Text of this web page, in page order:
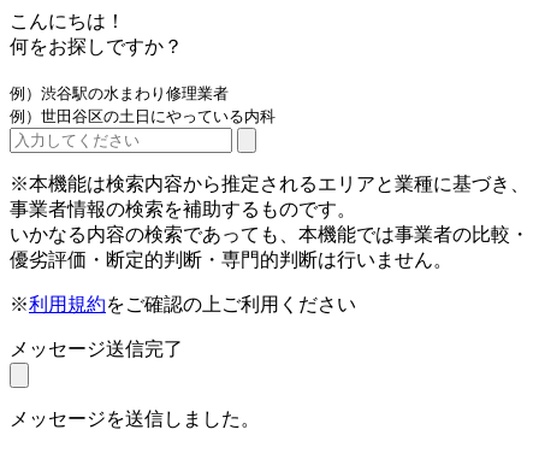
こんにちは！
何をお探しですか？
例）渋谷駅の水まわり修理業者
例）世田谷区の土日にやっている内科
※本機能は検索内容から推定されるエリアと業種に基づき、
事業者情報の検索を補助するものです。
いかなる内容の検索であっても、本機能では事業者の比較・
優劣評価・断定的判断・専門的判断は行いません。
※利用規約をご確認の上ご利用ください
メッセージ送信完了
メッセージを送信しました。